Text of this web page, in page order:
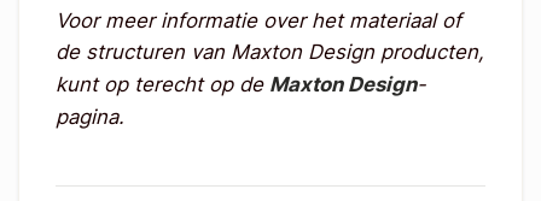
Voor meer informatie over het materiaal of
de structuren van Maxton Design producten,
kunt op terecht op de Maxton Design-
pagina.